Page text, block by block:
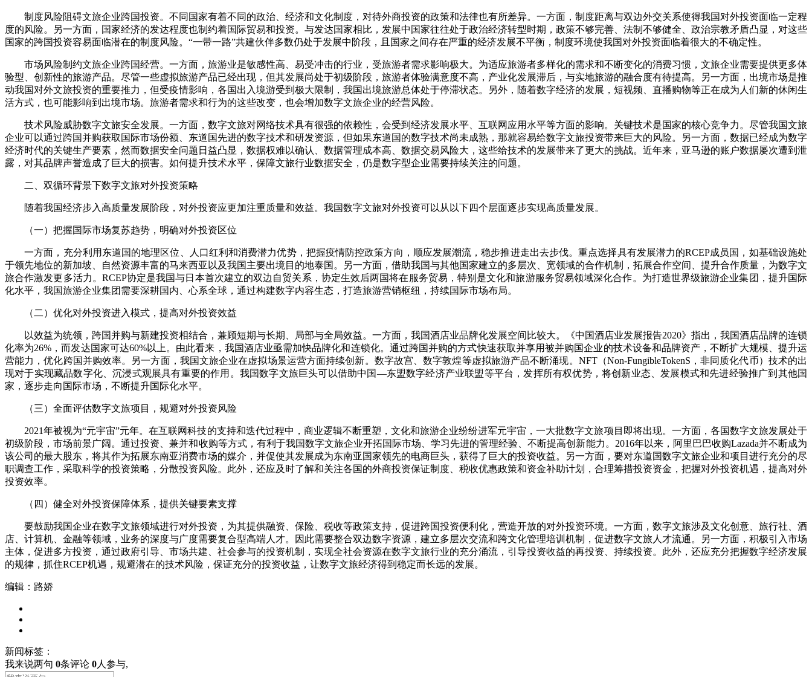
制度风险阻碍文旅企业跨国投资。不同国家有着不同的政治、经济和文化制度，对待外商投资的政策和法律也有所差异。一方面，制度距离与双边外交关系使得我国对外投资面临一定程
度的风险。另一方面，国家经济的发达程度也制约着国际贸易和投资。与发达国家相比，发展中国家往往处于政治经济转型时期，政策不够完善、法制不够健全、政治宗教矛盾凸显，对这些
国家的跨国投资容易面临潜在的制度风险。“一带一路”共建伙伴多数仍处于发展中阶段，且国家之间存在严重的经济发展不平衡，制度环境使我国对外投资面临着很大的不确定性。
市场风险制约文旅企业跨国经营。一方面，旅游业是敏感性高、易受冲击的行业，受旅游者需求影响极大。为适应旅游者多样化的需求和不断变化的消费习惯，文旅企业需要提供更多体
验型、创新性的旅游产品。尽管一些虚拟旅游产品已经出现，但其发展尚处于初级阶段，旅游者体验满意度不高，产业化发展滞后，与实地旅游的融合度有待提高。另一方面，出境市场是推
动我国对外文旅投资的重要推力，但受疫情影响，各国出入境游受到极大限制，我国出境旅游总体处于停滞状态。另外，随着数字经济的发展，短视频、直播购物等正在成为人们新的休闲生
活方式，也可能影响到出境市场。旅游者需求和行为的这些改变，也会增加数字文旅企业的经营风险。
技术风险威胁数字文旅安全发展。一方面，数字文旅对网络技术具有很强的依赖性，会受到经济发展水平、互联网应用水平等方面的影响。关键技术是国家的核心竞争力。尽管我国文旅
企业可以通过跨国并购获取国际市场份额、东道国先进的数字技术和研发资源，但如果东道国的数字技术尚未成熟，那就容易给数字文旅投资带来巨大的风险。另一方面，数据已经成为数字
经济时代的关键生产要素，然而数据安全问题日益凸显，数据权难以确认、数据管理成本高、数据交易风险大，这些给技术的发展带来了更大的挑战。近年来，亚马逊的账户数据屡次遭到泄
露，对其品牌声誉造成了巨大的损害。如何提升技术水平，保障文旅行业数据安全，仍是数字型企业需要持续关注的问题。
二、双循环背景下数字文旅对外投资策略
随着我国经济步入高质量发展阶段，对外投资应更加注重质量和效益。我国数字文旅对外投资可以从以下四个层面逐步实现高质量发展。
（一）把握国际市场复苏趋势，明确对外投资区位
一方面，充分利用东道国的地理区位、人口红利和消费潜力优势，把握疫情防控政策方向，顺应发展潮流，稳步推进走出去步伐。重点选择具有发展潜力的RCEP成员国，如基础设施处
于领先地位的新加坡、自然资源丰富的马来西亚以及我国主要出境目的地泰国。另一方面，借助我国与其他国家建立的多层次、宽领域的合作机制，拓展合作空间、提升合作质量，为数字文
旅合作激发更多活力。RCEP协定是我国与日本首次建立的双边自贸关系，协定生效后两国将在服务贸易，特别是文化和旅游服务贸易领域深化合作。为打造世界级旅游企业集团，提升国际
化水平，我国旅游企业集团需要深耕国内、心系全球，通过构建数字内容生态，打造旅游营销枢纽，持续国际市场布局。
（二）优化对外投资进入模式，提高对外投资效益
以效益为统领，跨国并购与新建投资相结合，兼顾短期与长期、局部与全局效益。一方面，我国酒店业品牌化发展空间比较大。《中国酒店业发展报告2020》指出，我国酒店品牌的连锁
化率为26%，而发达国家可达60%以上。由此看来，我国酒店业亟需加快品牌化和连锁化。通过跨国并购的方式快速获取并享用被并购国企业的技术设备和品牌资产，不断扩大规模、提升运
营能力，优化跨国并购效率。另一方面，我国文旅企业在虚拟场景运营方面持续创新。数字故宫、数字敦煌等虚拟旅游产品不断涌现。NFT（Non-FungibleTokenS，非同质化代币）技术的出
现对于实现藏品数字化、沉浸式观展具有重要的作用。我国数字文旅巨头可以借助中国—东盟数字经济产业联盟等平台，发挥所有权优势，将创新业态、发展模式和先进经验推广到其他国
家，逐步走向国际市场，不断提升国际化水平。
（三）全面评估数字文旅项目，规避对外投资风险
2021年被视为“元宇宙”元年。在互联网科技的支持和迭代过程中，商业逻辑不断重塑，文化和旅游企业纷纷进军元宇宙，一大批数字文旅项目即将出现。一方面，各国数字文旅发展处于
初级阶段，市场前景广阔。通过投资、兼并和收购等方式，有利于我国数字文旅企业开拓国际市场、学习先进的管理经验、不断提高创新能力。2016年以来，阿里巴巴收购Lazada并不断成为
该公司的最大股东，将其作为拓展东南亚消费市场的媒介，并促使其发展成为东南亚国家领先的电商巨头，获得了巨大的投资收益。另一方面，要对东道国数字文旅企业和项目进行充分的尽
职调查工作，采取科学的投资策略，分散投资风险。此外，还应及时了解和关注各国的外商投资保证制度、税收优惠政策和资金补助计划，合理筹措投资资金，把握对外投资机遇，提高对外
投资效率。
（四）健全对外投资保障体系，提供关键要素支撑
要鼓励我国企业在数字文旅领域进行对外投资，为其提供融资、保险、税收等政策支持，促进跨国投资便利化，营造开放的对外投资环境。一方面，数字文旅涉及文化创意、旅行社、酒
店、计算机、金融等领域，业务的深度与广度需要复合型高端人才。因此需要整合双边数字资源，建立多层次交流和跨文化管理培训机制，促进数字文旅人才流通。另一方面，积极引入市场
主体，促进多方投资，通过政府引导、市场共建、社会参与的投资机制，实现全社会资源在数字文旅行业的充分涌流，引导投资收益的再投资、持续投资。此外，还应充分把握数字经济发展
的规律，抓住RCEP机遇，规避潜在的技术风险，保证充分的投资收益，让数字文旅经济得到稳定而长远的发展。
编辑：路娇
新闻标签：
我来说两句 0条评论 0人参与,